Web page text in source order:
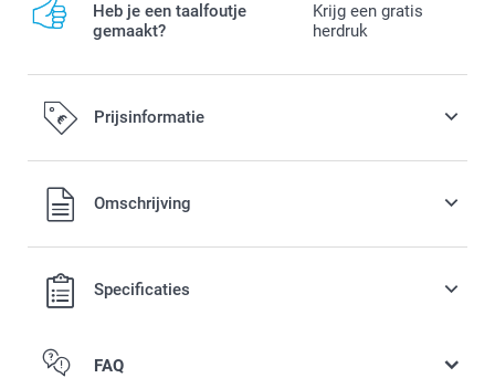
Heb je een taalfoutje
gemaakt?
Krijg een gratis
herdruk
Prijsinformatie
Alle prijzen zijn in EURO (€) inclusief BTW en exclusief
verzendkosten.Omschrijving
Specificaties
FAQ